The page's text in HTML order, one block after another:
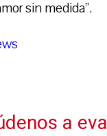
sin medida”.